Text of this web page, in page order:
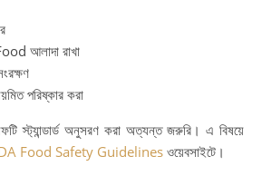
আলাদা রাখা
পরিষ্কার করা
স্ট্যান্ডার্ড অনুসরণ করা অত্যন্ত জরুরি। এ বিষয়ে
Food Safety Guidelines ওয়েবসাইটে।